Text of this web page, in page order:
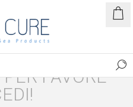
FAVORE